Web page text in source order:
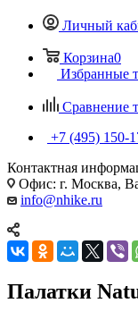
Личный
Корзина0
Избранные
Сравнение
+7 (495) 150-
Контактная
Офис: г. Москва,
info@nhike.ru
Палатки